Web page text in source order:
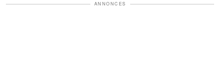
ANNONCES